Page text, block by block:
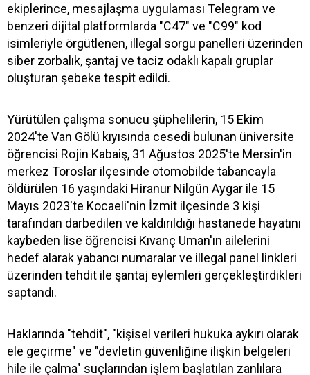
ekiplerince, mesajlaşma uygulaması Telegram ve
benzeri dijital platformlarda "C47" ve "C99" kod
isimleriyle örgütlenen, illegal sorgu panelleri üzerinden
siber zorbalık, şantaj ve taciz odaklı kapalı gruplar
oluşturan şebeke tespit edildi.
Yürütülen çalışma sonucu şüphelilerin, 15 Ekim
2024'te Van Gölü kıyısında cesedi bulunan üniversite
öğrencisi Rojin Kabaiş, 31 Ağustos 2025'te Mersin'in
merkez Toroslar ilçesinde otomobilde tabancayla
öldürülen 16 yaşındaki Hiranur Nilgün Aygar ile 15
Mayıs 2023'te Kocaeli'nin İzmit ilçesinde 3 kişi
tarafından darbedilen ve kaldırıldığı hastanede hayatını
kaybeden lise öğrencisi Kıvanç Uman'ın ailelerini
hedef alarak yabancı numaralar ve illegal panel linkleri
üzerinden tehdit ile şantaj eylemleri gerçekleştirdikleri
saptandı.
Haklarında "tehdit", "kişisel verileri hukuka aykırı olarak
ele geçirme" ve "devletin güvenliğine ilişkin belgeleri
hile ile çalma" suçlarından işlem başlatılan zanlılara